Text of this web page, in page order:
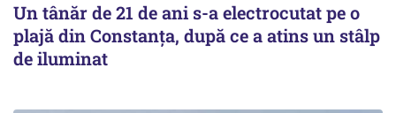
Un tânăr de 21 de ani s-a electrocutat pe o
plajă din Constanța, după ce a atins un stâlp
de iluminat